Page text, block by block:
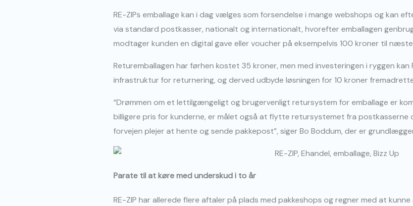
RE-ZIPs emballage kan i dag vælges som forsendelse i mange webshops og kan
via standard postkasser, nationalt og internationalt, hvorefter emballagen
modtager kunden en digital gave eller voucher på eksempelvis 100 kroner til
Returemballagen har førhen kostet 35 kroner, men med investeringen i ryggen kan
infrastruktur for returnering, og derved udbyde løsningen for 10 kroner
“Drømmen om et lettilgængeligt og brugervenligt retursystem for emballage er
billigere pris for kunderne, er målet også at flytte retursystemet fra postkasserne
forvejen plejer at hente og sende pakkepost”, siger Bo Boddum, der er grundlægger
Parate til at køre med underskud i to år
RE-ZIP har allerede flere aftaler på plads med pakkeshops og regner med at